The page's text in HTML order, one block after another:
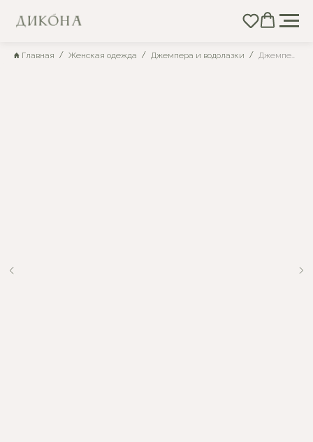
Главная Женская одежда Джемпера и водолазки Джемпер льняной 4-254 (бирюза меланж)